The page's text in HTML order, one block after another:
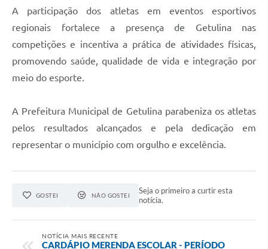
A participação dos atletas em eventos esportivos
regionais fortalece a presença de Getulina nas
competições e incentiva a prática de atividades físicas,
promovendo saúde, qualidade de vida e integração por
meio do esporte.
A Prefeitura Municipal de Getulina parabeniza os atletas
pelos resultados alcançados e pela dedicação em
representar o município com orgulho e excelência.
GOSTEI NÃO GOSTEI
Seja o primeiro a curtir esta
notícia.
NOTÍCIA MAIS RECENTE
CARDÁPIO MERENDA ESCOLAR - PERÍODO